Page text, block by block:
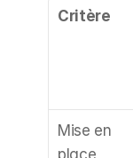
Critère
Mise en